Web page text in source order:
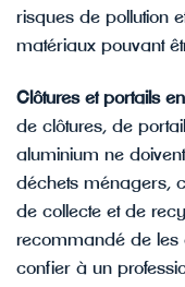
risques de pollution
matériaux pouvant
Clôtures et portails
de clôtures, de
aluminium ne
déchets ménagers,
de collecte et de
recommandé de les
confier à un